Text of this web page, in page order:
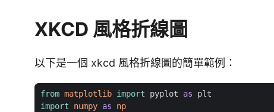
XKCD 風格折線圖
以下是一個 xkcd 風格折線圖的簡單範例：
from matplotlib import pyplot as
plt
import
numpy as np